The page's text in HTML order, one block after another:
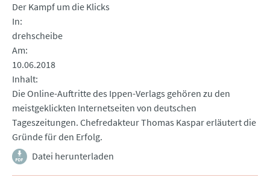
Der Kampf um die Klicks
In
drehscheibe
Am
10.06.2018
Inhalt
Die Online-Auftritte des Ippen-Verlags gehören zu den
meistgeklickten Internetseiten von deutschen
Tageszeitungen. Chefredakteur Thomas Kaspar erläutert die
Gründe für den Erfolg.
Datei herunterladen